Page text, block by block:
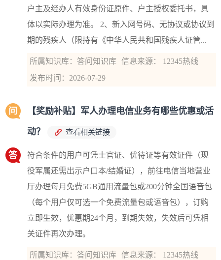
户主及经办人有效身份证原件、户主授权委托书，具
体以实际办理为准。 2、新入网号码、无协议或协议到
期的残疾人（限持有《中华人民共和国残疾人证管...
所属知识库：答问知识库 信息来源： 12345热线
发布时间：2026-07-29
问 【奖励补贴】军人办理电信业务有哪些优惠或活
动？ 查看相关链接
答
符合条件的用户可凭士官证、优待证等有效证件（现
役军属还需出示户口本/结婚证），前往电信当地营业
厅办理每月免费5GB通用流量包或200分钟全国语音包
（每个用户仅可选一个免费流量包或语音包），订购
立即生效，优惠期24个月，到期失效，失效后可凭相
关证件再次办理。
所属知识库：答问知识库 信息来源： 12345热线